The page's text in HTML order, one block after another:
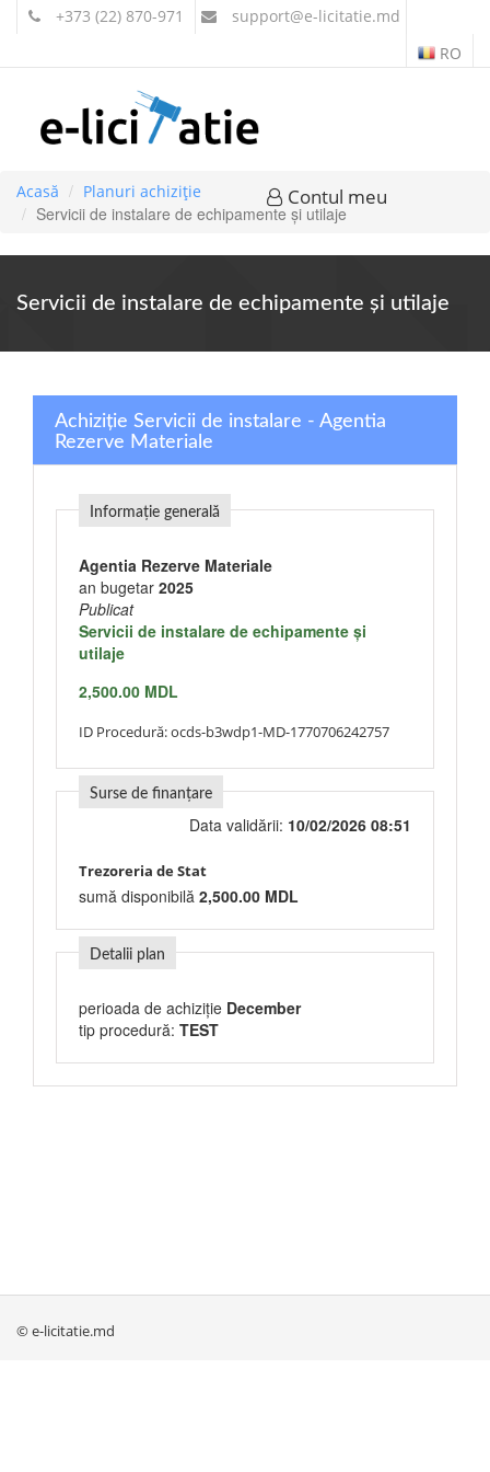
+373 (22) 870-971 support@e-licitatie.md
RO
Contul meu
Acasă Planuri achiziție
Servicii de instalare de echipamente şi utilaje
Servicii de instalare de echipamente şi utilaje
Achiziție Servicii de instalare - Agentia
Rezerve Materiale
Informație generală
Agentia Rezerve Materiale
an bugetar 2025
Publicat
Servicii de instalare de echipamente şi
utilaje
2,500.00 MDL
ID Procedură:ocds-b3wdp1-MD-1770706242757
Surse de finanțare
Data validării: 10/02/2026 08:51
Trezoreria de Stat
sumă disponibilă 2,500.00 MDL
Detalii plan
perioada de achiziție December
tip procedură: TEST
© e-licitatie.md